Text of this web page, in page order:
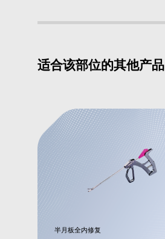
适合该部位的其他产品
半月板全内修复